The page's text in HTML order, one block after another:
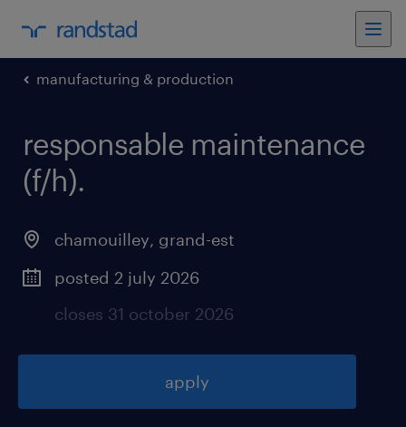
manufacturing & production
responsable maintenance
(f/h).
chamouilley, grand-est
posted 2 july 2026
closes 31 october 2026
apply